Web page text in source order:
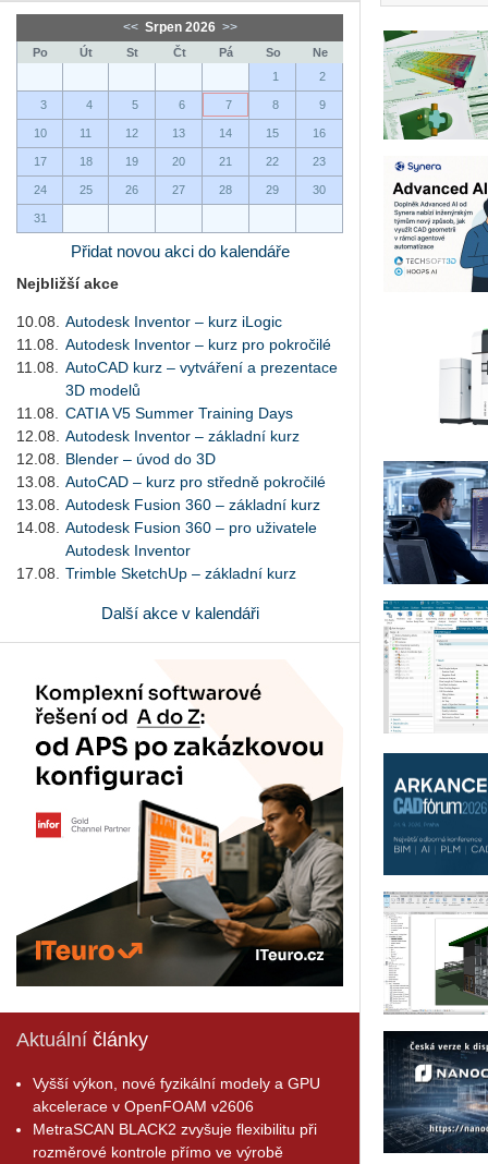
<< Srpen 2026 >>
Po Út St Čt Pá So
Ne
1
2
3 4 5 6 7 8 9
10 11 12 13 14 15 16
17 18 19 20 21 22 23
24 25 26 27 28 29 30
31
Přidat novou akci do kalendáře
Nejbližší akce
10.08.
Autodesk Inventor – kurz iLogic
11.08.
Autodesk Inventor – kurz pro pokročilé
11.08.
AutoCAD kurz – vytváření a prezentace
3D modelů
11.08.
CATIA V5 Summer Training Days
12.08.
Autodesk Inventor – základní kurz
12.08.
Blender – úvod do 3D
13.08.
AutoCAD – kurz pro středně pokročilé
13.08.
Autodesk Fusion 360 – základní kurz
14.08.
Autodesk Fusion 360 – pro uživatele
Autodesk Inventor
17.08.
Trimble SketchUp – základní kurz
Další akce v kalendáři
Aktuální články
Vyšší výkon, nové fyzikální modely a GPU
akcelerace v OpenFOAM v2606
MetraSCAN BLACK2 zvyšuje flexibilitu při
rozměrové kontrole přímo ve výrobě